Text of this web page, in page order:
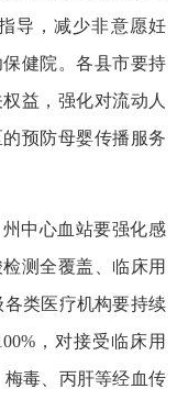
导，减少非意愿妊
健院。各县市要持
益，强化对流动人
预防母婴传播服务
中心血站要强化感
测全覆盖、临床用
各类医疗机构要持续
，对接受临床用
梅毒、丙肝等经血传